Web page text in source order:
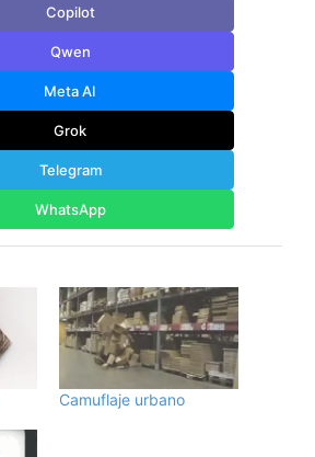
Copilot
Qwen
Meta AI
Grok
Telegram
WhatsApp
Camuflaje urbano